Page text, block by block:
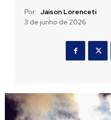
Por: Jaison Lorenceti
3 de junho de 2026